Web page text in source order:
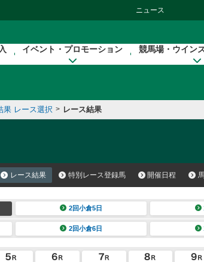
ニュース
イベント・プロモーション 競馬場・ウイン
果 レース選択 > レース結果
レース結果 特別レース登録馬 開催日程
2回小倉5日
2回小倉6日